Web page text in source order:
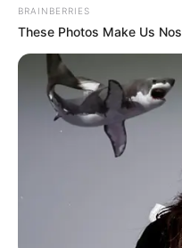
BRAINBERRIES
These Photos Make Us